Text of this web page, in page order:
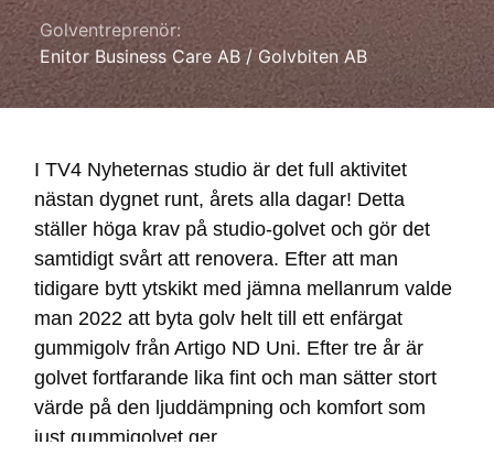
Golventreprenör:
Enitor Business Care AB / Golvbiten AB
I TV4 Nyheternas studio är det full aktivitet
nästan dygnet runt, årets alla dagar! Detta
ställer höga krav på studio-golvet och gör det
samtidigt svårt att renovera. Efter att man
tidigare bytt ytskikt med jämna mellanrum valde
man 2022 att byta golv helt till ett enfärgat
gummigolv från Artigo ND Uni. Efter tre år är
golvet fortfarande lika fint och man sätter stort
värde på den ljuddämpning och komfort som
just gummigolvet ger.